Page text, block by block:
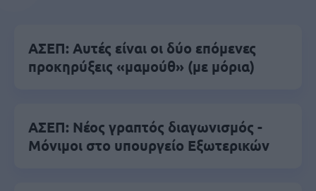
ΑΣΕΠ: Αυτές είναι οι δύο επόμενες
προκηρύξεις «μαμούθ» (με μόρια)
ΑΣΕΠ: Νέος γραπτός διαγωνισμός -
Μόνιμοι στο υπουργείο Εξωτερικών